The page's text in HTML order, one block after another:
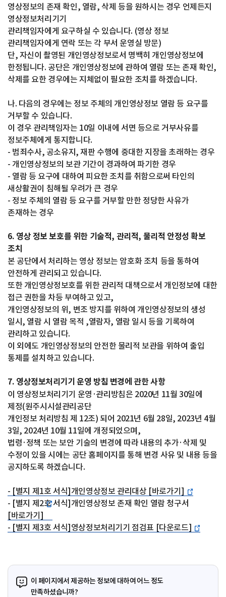
영상정보의 존재 확인, 열람, 삭제 등을 원하시는 경우 언제든지
영상정보처리기기
관리책임자에게 요구하실 수 있습니다. (영상 정보
관리책임자에게 연락 또는 각 부서 운영실 방문)
단, 자신이 촬영된 개인영상정보로서 명백히 개인영상정보에
한정됩니다. 공단은 개인영상정보에 관하여 열람 또는 존재 확인,
삭제를 요한 경우에는 지체없이 필요한 조치를 하겠습니다.
나. 다음의 경우에는 정보 주체의 개인영상정보 열람 등 요구를
거부할 수 있습니다.
이 경우 관리책임자는 10일 이내에 서면 등으로 거부사유를
정보주체에게 통지합니다.
- 범죄수사, 공소유지, 재판 수행에 중대한 지장을 초래하는 경우
- 개인영상정보의 보관 기간이 경과하여 파기한 경우
- 열람 등 요구에 대하여 피요한 조치를 취함으로써 타인의
새상활권이 침해될 우려가 큰 경우
- 정보 주체의 열람 등 요구를 거부할 만한 정당한 사유가
존재하는 경우
6. 영상 정보 보호를 위한 기술적, 관리적, 물리적 안정성 확보
조치
본 공단에서 처리하는 영상 정보는 암호화 조치 등을 통하여
안전하게 관리되고 있습니다.
또한 개인영상정보호를 위한 관리적 대책으로서 개인정보에 대한
접근 권한을 차등 부여하고 있고,
개인영상정보의 위, 변조 방지를 위하여 개인영상정보의 생성
일시, 열람 시 열람 목적 ,열람자, 열람 일시 등을 기록하여
관리하고 있습니다.
이 외에도 개인영상정보의 안전한 물리적 보관을 위하여 출입
통제를 설치하고 있습니다.
7. 영상정보처리기기 운영 방침 변경에 관한 사항
이 영상정보처리기기 운영·관리방침은 2020년 11월 30일에
제정(원주시시설관리공단
개인정보 처리방침 제 12조) 되어 2021년 6월 28일, 2023년 4월
3일, 2024년 10월 11일에 개정되었으며,
법령·정책 또는 보안 기술의 변경에 따라 내용의 추가·삭제 및
수정이 있을 시에는 공단 홈페이지를 통해 변경 사유 및 내용 등을
공지하도록 하겠습니다.
- [별지 제1호 서식]개인영상정보 관리대상 [바로가기]
- [별지 제2호 서식]개인영상정보 존재 확인 열람 청구서
[바로가기]
- [별지 제3호 서식]영상정보처리기기 점검표 [다운로드]
이 페이지에서 제공하는 정보에 대하여 어느 정도
만족하셨습니까?